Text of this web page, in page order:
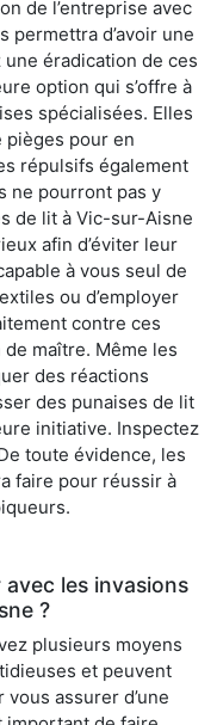
de l’entreprise avec
permettra d’avoir une
éradication de ces
option qui s’offre à
spécialisées. Elles
pièges pour en
répulsifs également
ne pourront pas y
de lit à Vic-sur-Aisne
afin d’éviter leur
à vous seul de
ou d’employer
contre ces
maître. Même les
des réactions
des punaises de lit
initiative. Inspectez
toute évidence, les
faire pour réussir à
les invasions
?
plusieurs moyens
et peuvent
assurer d’une